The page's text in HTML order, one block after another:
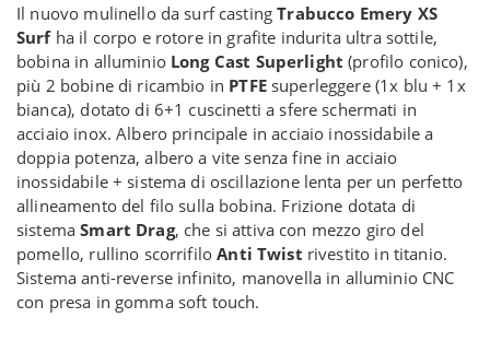
Il nuovo mulinello da surf castingTrabucco Emery XS
Surfha il corpo e rotore in grafite indurita ultra sottile,
bobina in alluminio Long Cast Superlight (profilo conico),
più 2 bobine di ricambio in PTFEsuperleggere (1x blu + 1x
bianca), dotato di 6+1 cuscinetti a sfere schermati in
acciaio inox. Albero principale in acciaio inossidabile a
doppia potenza, albero a vite senza fine in acciaio
inossidabile + sistema di oscillazione lenta per un perfetto
allineamento del filo sulla bobina. Frizione dotata di
sistemaSmart Drag, che si attiva con mezzo giro del
pomello, rullino scorrifiloAnti Twist rivestito in titanio.
Sistema anti-reverse infinito, manovella in alluminio CNC
con presa in gomma soft touch.